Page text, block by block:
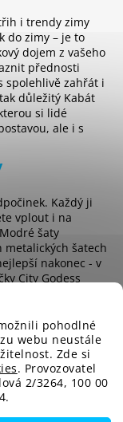
pohodlné
webu neustále
Zde si
. Provozovatel
2/3264, 100 00
i trendy zimy
do zimy – je to
dojem z vašeho
přednosti
spolehlivě zahřát i
důležitý Kabát
si lidé
ale i s
Každý ji
vplout i na
šaty
šatech
nakonec - v
City Godess